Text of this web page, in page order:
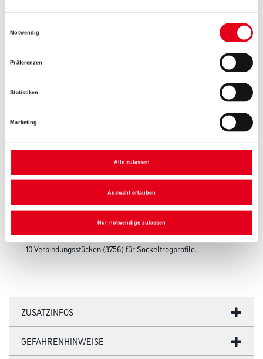
Notwendig
Präferenzen
Statistiken
Marketing
Alle zulassen
Auswahl erlauben
Nur notwendige zulassen
PRODUKTEIGENSCHAFTEN
Produkteigenschaft
- 50 Ausgleichsstücken (3 mm)
- 75 Dübeln (6 x 60 mm)
- 10 Verbindungsstücken (3756) für Sockeltrogprofile.
ZUSATZINFOS
GEFAHRENHINWEISE